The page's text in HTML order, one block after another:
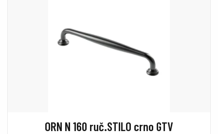
ORN N 160 ruč.STILO crno GTV